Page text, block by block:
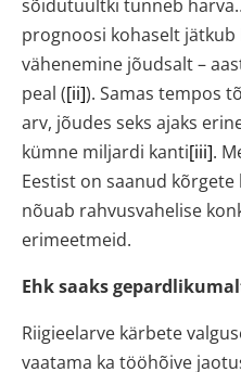
sõidutuultki tunneb
prognoosi kohaselt jätkub
vähenemine jõudsalt –
peal ([ii]). Samas tempos
arv, jõudes seks ajaks
kümne miljardi kanti[iii].
Eestist on saanud
nõuab rahvusvahelise
erimeetmeid.
Ehk saaks
Riigieelarve kärbete
vaatama ka tööhõive